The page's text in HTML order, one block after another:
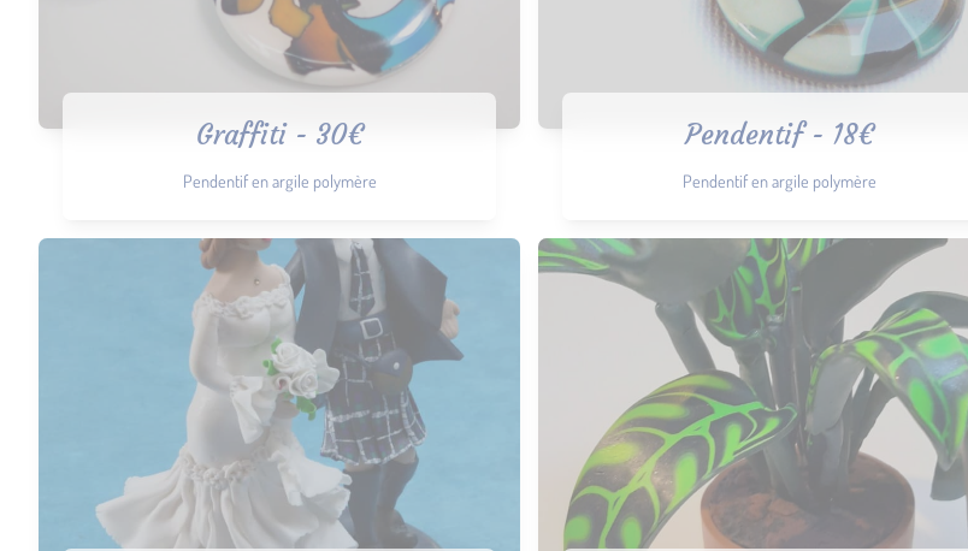
Graffiti - 30€
Pendentif en argile polymère
Pendentif - 18€
Pendentif en argile polymère